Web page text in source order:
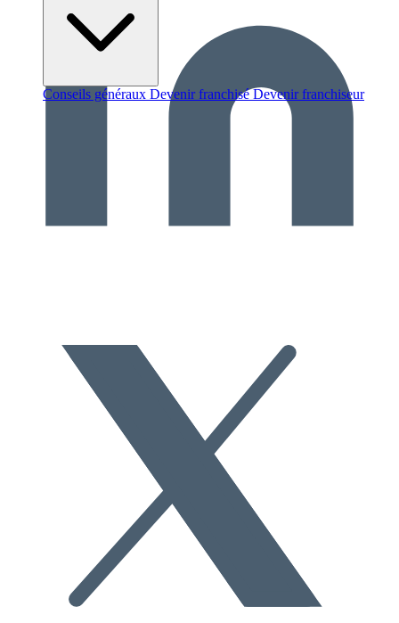
Conseils généraux Devenir franchisé Devenir franchiseur